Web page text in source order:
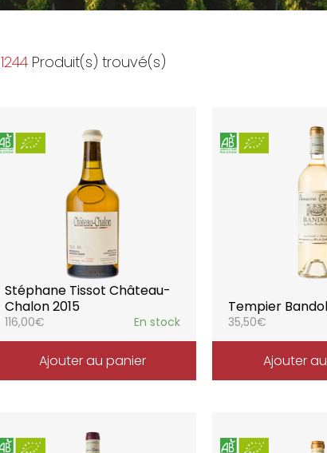
1244 Produit(s) trouvé(s)
Stéphane Tissot Château-
Chalon 2015
116,00€ En stock
Ajouter au panier
Tempier
35,50€
Ajouter